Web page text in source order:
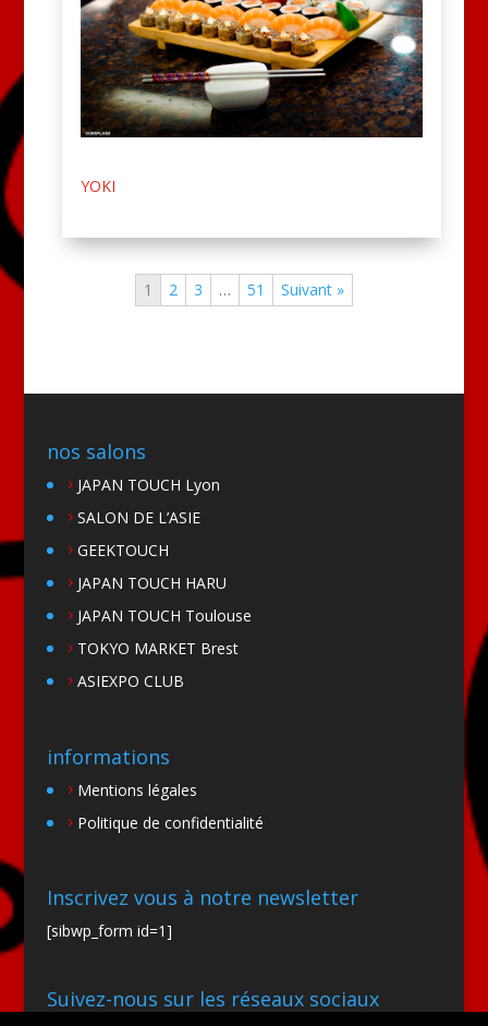
YOKI
1 2 3 … 51 Suivant »
nos salons
JAPAN TOUCH Lyon
SALON DE L’ASIE
GEEKTOUCH
JAPAN TOUCH HARU
JAPAN TOUCH Toulouse
TOKYO MARKET Brest
ASIEXPO CLUB
informations
Mentions légales
Politique de confidentialité
Inscrivez vous à notre newsletter
[sibwp_form id=1]
Suivez-nous sur les réseaux sociaux